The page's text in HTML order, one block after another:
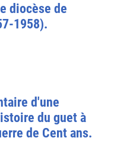
diocèse de
1958).
d'une
du guet à
de Cent ans.